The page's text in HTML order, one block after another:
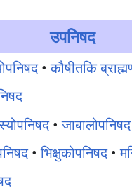
उपनिषद
•कौषीतकि
•जाबालोपनिषद
•भिक्षुकोपनिषद•